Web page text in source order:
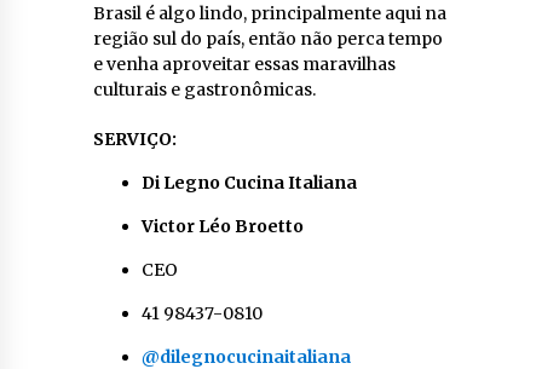
Brasil é algo lindo, principalmente aqui na
região sul do país, então não perca tempo
e venha aproveitar essas maravilhas
culturais e gastronômicas.
SERVIÇO:
Di Legno Cucina Italiana
Victor Léo Broetto
CEO
41 98437-0810
@dilegnocucinaitaliana